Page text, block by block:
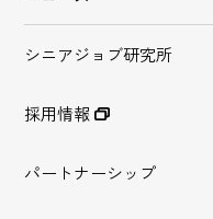
シニアジョブ研究所
採用情報
パートナーシップ